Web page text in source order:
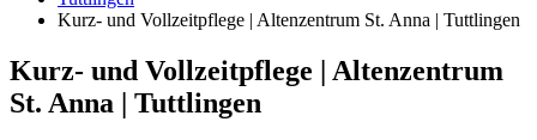
Kurz- und Vollzeitpflege | Altenzentrum St. Anna | Tuttlingen
Kurz- und Vollzeitpflege | Altenzentrum
St. Anna | Tuttlingen